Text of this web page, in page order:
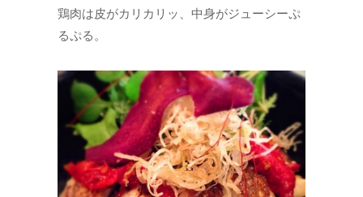
鶏肉は皮がカリカリッ、中身がジューシーぷ
るぷる。